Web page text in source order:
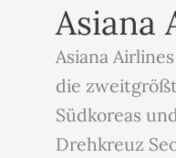
Asiana
Asiana
die
Südkoreas
Drehkreuz